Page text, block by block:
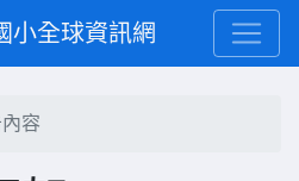
小全球資訊網
容